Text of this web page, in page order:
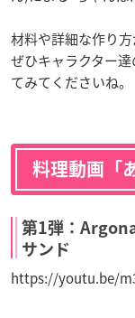
材料や詳細な作り方
ぜひキャラクター
てみてくださいね。
料理動画「
第1弾：
サンド
https://youtu.be/